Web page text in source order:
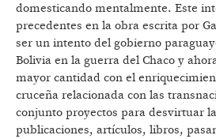
domesticando mentalmente. Este
precedentes en la obra escrita por
ser un intento del gobierno
Bolivia en la guerra del Chaco y
mayor cantidad con el
cruceña relacionada con las
conjunto proyectos para desvirtuar
publicaciones, artículos, libros,